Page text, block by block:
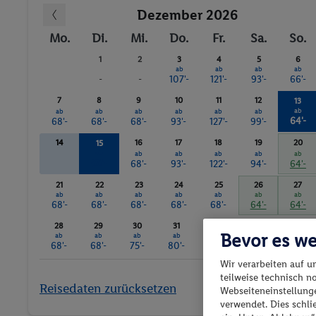
Dezember 2026
Mo. Di. Mi. Do. Fr. Sa. So.
1
-
2
-
3
ab
107'-
4
ab
121'-
5
ab
93'-
6
ab
66'-
7
ab
68'-
8
ab
68'-
9
ab
68'-
10
ab
93'-
11
ab
127'-
12
ab
99'-
13
ab
64'-
14 15 16
ab
68'-
17
ab
93'-
18
ab
122'-
19
ab
94'-
20
ab
64'-
21
ab
68'-
22
ab
68'-
23
ab
68'-
24
ab
68'-
25
ab
68'-
26
ab
64'-
27
ab
64'-
28
ab
68'-
29
ab
68'-
30
ab
75'-
31
ab
80'-
Reisedaten zurücksetzen
Bevor es
Wir verarbeiten auf
teilweise technisch
verwendet. Dies